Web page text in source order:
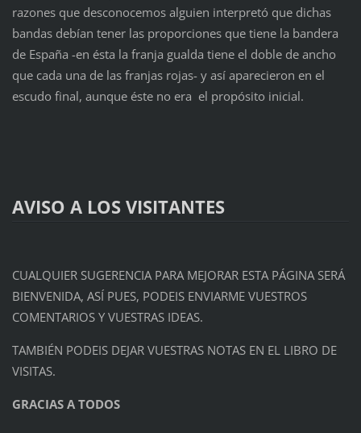
razones que desconocemos alguien interpretó que dichas
bandas debían tener las proporciones que tiene la bandera
de España -en ésta la franja gualda tiene el doble de ancho
que cada una de las franjas rojas- y así aparecieron en el
escudo final, aunque éste no era el propósito inicial.
AVISO A LOS VISITANTES
CUALQUIER SUGERENCIA PARA MEJORAR ESTA PÁGINA SERÁ
BIENVENIDA, ASÍ PUES, PODEIS ENVIARME VUESTROS
COMENTARIOS Y VUESTRAS IDEAS.
TAMBIÉN PODEIS DEJAR VUESTRAS NOTAS EN EL LIBRO DE
VISITAS.
GRACIAS A TODOS